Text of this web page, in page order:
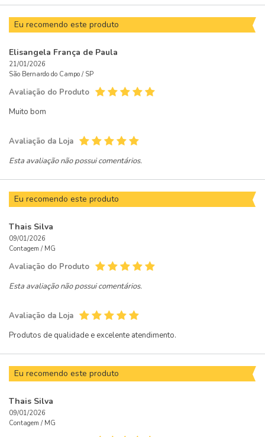
Eu recomendo este produto
Elisangela França de Paula
21/01/2026
São Bernardo do Campo / SP
Avaliação do Produto
Muito bom
Avaliação da Loja
Esta avaliação não possui comentários.
Eu recomendo este produto
Thais Silva
09/01/2026
Contagem / MG
Avaliação do Produto
Esta avaliação não possui comentários.
Avaliação da Loja
Produtos de qualidade e excelente atendimento.
Eu recomendo este produto
Thais Silva
09/01/2026
Contagem / MG